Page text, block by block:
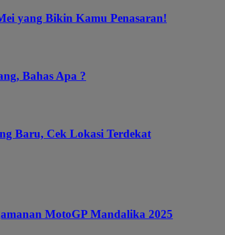
yang Bikin Kamu Penasaran!
Bahas Apa ?
Baru, Cek Lokasi Terdekat
MotoGP Mandalika 2025